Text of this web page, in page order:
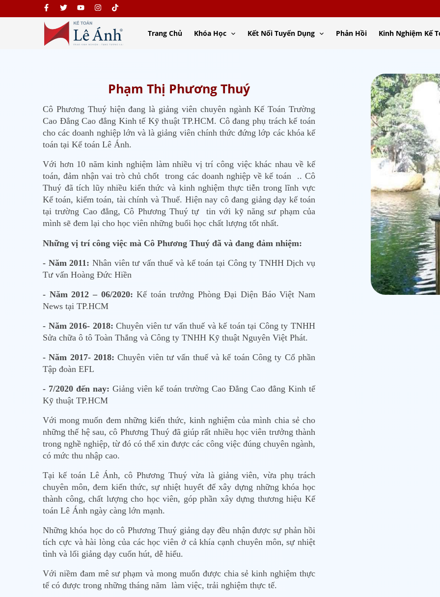
Trang Chủ Khóa Học Kết Nối Tuyển Dụng Phản Hồi Kinh Nghiệm Kế
Phạm Thị Phương Thuý
Cô Phương Thuý hiện đang là giảng viên chuyên ngành Kế Toán Trường
Cao Đẳng Cao đẳng Kinh tế Kỹ thuật TP.HCM. Cô đang phụ trách kế toán
cho các doanh nghiệp lớn và là giảng viên chính thức đứng lớp các khóa kế
toán tại Kế toán Lê Ánh.
Với hơn 10 năm kinh nghiệm làm nhiều vị trí công việc khác nhau về kế
toán, đảm nhận vai trò chủ chốt trong các doanh nghiệp về kế toán .. Cô
Thuý đã tích lũy nhiều kiến thức và kinh nghiệm thực tiễn trong lĩnh vực
Kế toán, kiểm toán, tài chính và Thuế. Hiện nay cô đang giảng dạy kế toán
tại trường Cao đẳng, Cô Phương Thuý tự tin với kỹ năng sư phạm của
mình sẽ đem lại cho học viên những buổi học chất lượng tốt nhất.
Những vị trí công việc mà Cô Phương Thuý đã và đang đảm nhiệm:
- Năm 2011: Nhân viên tư vấn thuế và kế toán tại Công ty TNHH Dịch vụ
Tư vấn Hoàng Đức Hiền
- Năm 2012 – 06/2020: Kế toán trưởng Phòng Đại Diện Báo Việt Nam
News tại TP.HCM
- Năm 2016- 2018: Chuyên viên tư vấn thuế và kế toán tại Công ty TNHH
Sửa chữa ô tô Toàn Thắng và Công ty TNHH Kỹ thuật Nguyên Việt Phát.
- Năm 2017- 2018:Chuyên viên tư vấn thuế và kế toán Công ty Cổ phần
Tập đoàn EFL
- 7/2020 đến nay: Giảng viên kế toán trường Cao Đẳng Cao đẳng Kinh tế
Kỹ thuật TP.HCM
Với mong muốn đem những kiến thức, kinh nghiệm của mình chia sẻ cho
những thế hệ sau, cô Phương Thuý đã giúp rất nhiều học viên trưởng thành
trong nghề nghiệp, từ đó có thể xin được các công việc đúng chuyên ngành,
có mức thu nhập cao.
Tại kế toán Lê Ánh, cô Phương Thuý vừa là giảng viên, vừa phụ trách
chuyên môn, đem kiến thức, sự nhiệt huyết để xây dựng những khóa học
thành công, chất lượng cho học viên, góp phần xây dựng thương hiệu Kế
toán Lê Ánh ngày càng lớn mạnh.
Những khóa học do cô Phương Thuý giảng dạy đều nhận được sự phản hồi
tích cực và hài lòng của các học viên ở cả khía cạnh chuyên môn, sự nhiệt
tình và lối giảng dạy cuốn hút, dễ hiểu.
Với niềm đam mê sư phạm và mong muốn được chia sẻ kinh nghiệm thực
tế có được trong những tháng năm làm việc, trải nghiệm thực tế.